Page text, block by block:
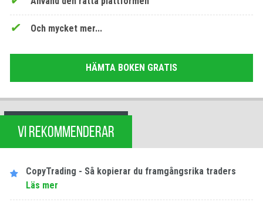
Och mycket mer...
HÄMTA BOKEN GRATIS
VI REKOMMENDERAR
CopyTrading - Så kopierar du framgångsrika traders
Läs mer